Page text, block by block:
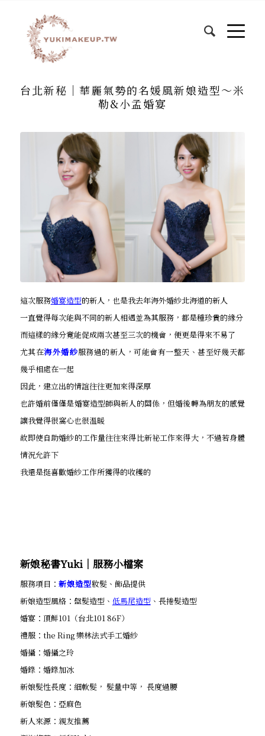
台北新秘│華麗氣勢的名媛風新娘造型～米
勒&小孟婚宴
這次服務婚宴造型的新人，也是我去年海外婚紗北海道的新人
一直覺得每次能與不同的新人相遇並為其服務，都是種珍貴的緣分
而這樣的緣分竟能促成兩次甚至三次的機會，便更是得來不易了
尤其在海外婚紗服務過的新人，可能會有一整天、甚至好幾天都
幾乎相處在一起
因此，建立出的情誼往往更加來得深厚
也許婚前僅僅是婚宴造型師與新人的關係，但婚後轉為朋友的感覺
讓我覺得很窩心也很溫暖
故即使自助婚紗的工作量往往來得比新祕工作來得大，不過若身體
情況允許下
我還是挺喜歡婚紗工作所獲得的收穫的
新娘秘書Yuki│服務小檔案
服務項目： 新娘造型妝髮、飾品提供
新娘造型風格：盤髮造型、 低馬尾造型 、長捲髮造型
婚宴：頂鮮101（台北101 86F）
禮服：the Ring 樂林法式手工婚紗
婚攝：婚攝之玲
婚錄：婚錄加冰
新娘髮性長度：細軟髮， 髮量中等， 長度過腰
新娘髮色：亞麻色
新人來源：親友推薦